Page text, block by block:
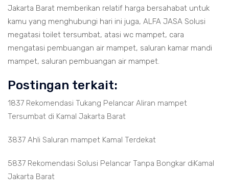
Jakarta Barat memberikan relatif harga bersahabat untuk
kamu yang menghubungi hari ini juga, ALFA JASA Solusi
megatasi toilet tersumbat, atasi wc mampet, cara
mengatasi pembuangan air mampet, saluran kamar mandi
mampet, saluran pembuangan air mampet.
Postingan terkait:
1837 Rekomendasi Tukang Pelancar Aliran mampet
Tersumbat di Kamal Jakarta Barat
3837 Ahli Saluran mampet Kamal Terdekat
5837 Rekomendasi Solusi Pelancar Tanpa Bongkar diKamal
Jakarta Barat